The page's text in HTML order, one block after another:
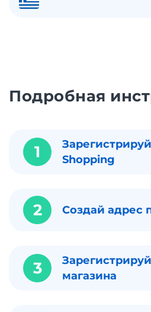
Подробная
1
Shopping
2 Создай адрес
3
магазина